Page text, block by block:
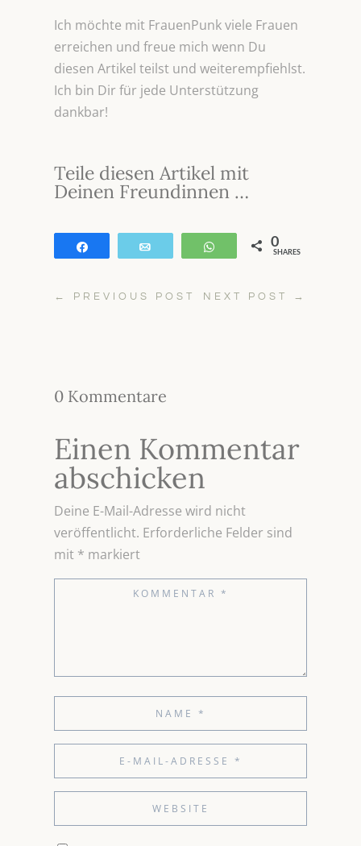
Ich möchte mit FrauenPunk viele Frauen
erreichen und freue mich wenn Du
diesen Artikel teilst und weiterempfiehlst.
Ich bin Dir für jede Unterstützung
dankbar!
Teile diesen Artikel mit
Deinen Freundinnen …
WhatsApp
0
SHARES
← PREVIOUS POST NEXT POST →
0 Kommentare
Einen Kommentar
abschicken
Deine E-Mail-Adresse wird nicht
veröffentlicht. Erforderliche Felder sind
mit * markiert